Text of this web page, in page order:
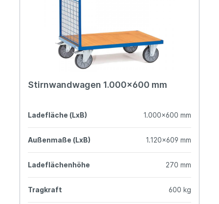
Stirnwandwagen 1.000x600 mm
Ladefläche (LxB) 1.000x600 mm
Außenmaße (LxB) 1.120x609 mm
Ladeflächenhöhe 270 mm
Tragkraft 600 kg